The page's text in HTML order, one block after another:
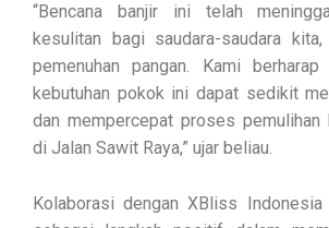
“Bencana banjir ini telah
kesulitan bagi saudara-saudara
pemenuhan pangan. Kami
kebutuhan pokok ini dapat sedikit
dan mempercepat proses pemulihan
di Jalan Sawit Raya,” ujar beliau.
Kolaborasi dengan XBliss